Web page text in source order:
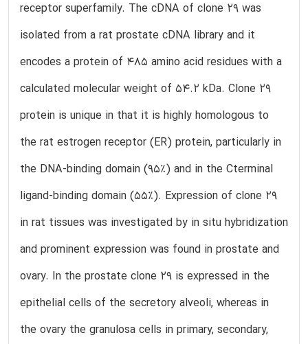
receptor superfamily. The cDNA of clone 29 was
isolated from a rat prostate cDNA library and it
encodes a protein of 485 amino acid residues with a
calculated molecular weight of 54.2 kDa. Clone 29
protein is unique in that it is highly homologous to
the rat estrogen receptor (ER) protein, particularly in
the DNA-binding domain (95%) and in the Cterminal
ligand-binding domain (55%). Expression of clone 29
in rat tissues was investigated by in situ hybridization
and prominent expression was found in prostate and
ovary. In the prostate clone 29 is expressed in the
epithelial cells of the secretory alveoli, whereas in
the ovary the granulosa cells in primary, secondary,